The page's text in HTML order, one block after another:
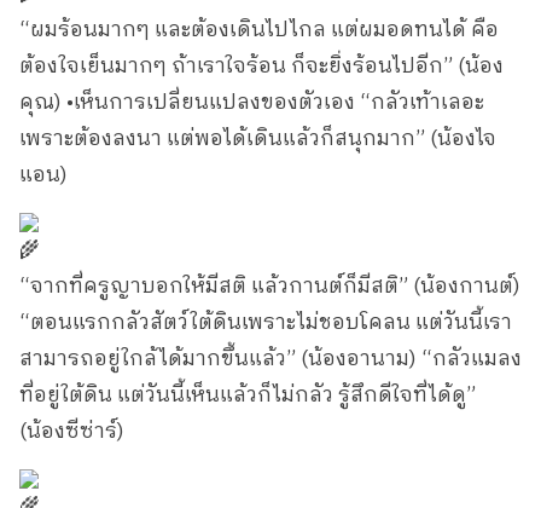
“ผมร้อนมากๆ และต้องเดินไปไกล แต่ผมอดทนได้ คือ
ต้องใจเย็นมากๆ ถ้าเราใจร้อน ก็จะยิ่งร้อนไปอีก” (น้อง
คุณ) •เห็นการเปลี่ยนแปลงของตัวเอง “กลัวเท้าเลอะ
เพราะต้องลงนา แต่พอได้เดินแล้วก็สนุกมาก” (น้องไจ
แอน)
“จากที่ครูญาบอกให้มีสติ แล้วกานต์ก็มีสติ” (น้องกานต์)
“ตอนแรกกลัวสัตว์ใต้ดินเพราะไม่ชอบโคลน แต่วันนี้เรา
สามารถอยู่ใกล้ได้มากขึ้นแล้ว” (น้องอานาม) “กลัวแมลง
ที่อยู่ใต้ดิน แต่วันนี้เห็นแล้วก็ไม่กลัว รู้สึกดีใจที่ได้ดู”
(น้องซีซ่าร์)